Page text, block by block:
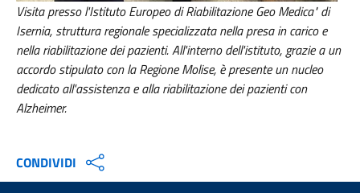
Visita presso l'Istituto Europeo di Riabilitazione Geo Medica" di
Isernia, struttura regionale specializzata nella presa in carico e
nella riabilitazione dei pazienti. All'interno dell'istituto, grazie a un
accordo stipulato con la Regione Molise, è presente un nucleo
dedicato all'assistenza e alla riabilitazione dei pazienti con
Alzheimer.
CONDIVIDI